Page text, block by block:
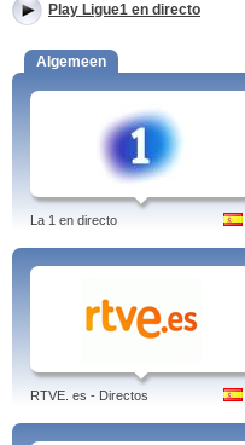
Play Ligue1 en directo
Algemeen
La 1 en directo
RTVE. es - Directos